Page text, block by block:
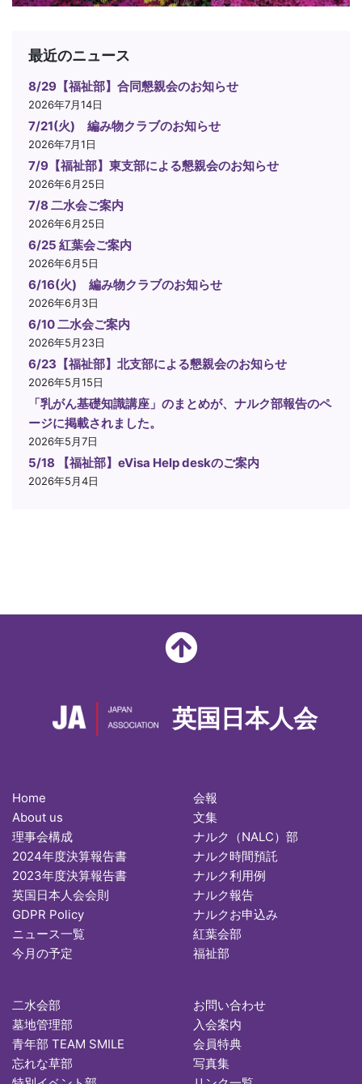
最近のニュース
8/29【福祉部】合同懇親会のお知らせ
2026年7月14日
7/21(火) 編み物クラブのお知らせ
2026年7月1日
7/9【福祉部】東支部による懇親会のお知らせ
2026年6月25日
7/8 二水会ご案内
2026年6月25日
6/25 紅葉会ご案内
2026年6月5日
6/16(火) 編み物クラブのお知らせ
2026年6月3日
6/10 二水会ご案内
2026年5月23日
6/23【福祉部】北支部による懇親会のお知らせ
2026年5月15日
「乳がん基礎知識講座」のまとめが、ナルク部報告のペ
ージに掲載されました。
2026年5月7日
5/18 【福祉部】eVisa Help deskのご案内
2026年5月4日
英国日本人会
Home
About us
理事会構成
2024年度決算報告書
2023年度決算報告書
英国日本人会会則
GDPR Policy
ニュース一覧
今月の予定
会報
文集
ナルク（NALC）部
ナルク時間預託
ナルク利用例
ナルク報告
ナルクお申込み
紅葉会部
福祉部
二水会部
墓地管理部
青年部 TEAM SMILE
忘れな草部
お問い合わせ
入会案内
会員特典
写真集